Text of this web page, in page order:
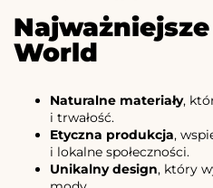
World
Naturalne materiały,
i trwałość.
Etyczna produkcja,
i lokalne społeczności.
Unikalny design, który